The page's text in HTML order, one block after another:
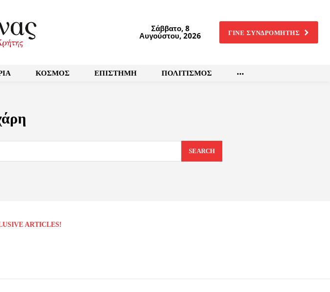
Σάββατο, 8
Αυγούστου, 2026 ΓΙΝΕ ΣΥΝΔΡΟΜΗΤΗΣ
ΚΟΣΜΟΣ ΕΠΙΣΤΗΜΗ ΠΟΛΙΤΙΣΜΟΣ
SEARCH
ARTICLES!